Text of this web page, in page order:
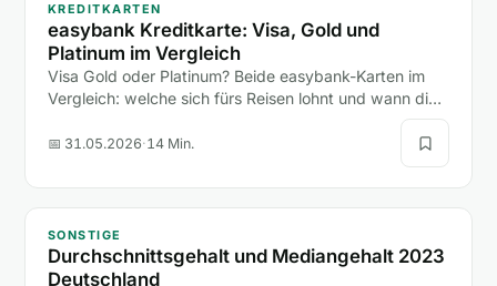
KREDITKARTEN
easybank Kreditkarte: Visa, Gold und
Platinum im Vergleich
Visa Gold oder Platinum? Beide easybank-Karten im
Vergleich: welche sich fürs Reisen lohnt und wann die
📅 31.05.2026·14 Min.
SONSTIGE
Durchschnittsgehalt und Mediangehalt 2023
Deutschland